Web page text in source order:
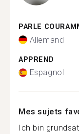
PARLE
Allemand
APPREND
Espagnol
Mes sujets
Ich bin